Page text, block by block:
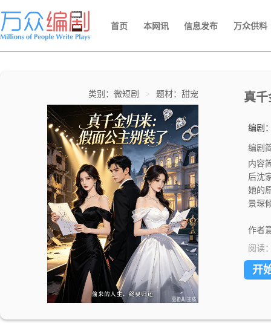
首页 本网讯 信息发布 万众供料
类别：微短剧 > 题材：甜宠 真
编剧
编剧
内容
后沈
她的
景琛
辛，
作者
阅读
开